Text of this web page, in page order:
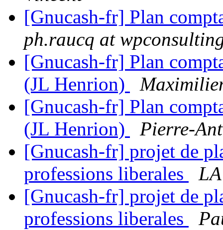
[Gnucash-fr] Plan
ph.raucq at
[Gnucash-fr] Plan
(JL Henrion)
[Gnucash-fr] Plan
(JL Henrion)
Pierre-
[Gnucash-fr] projet de
professions liberales
[Gnucash-fr] projet de
professions liberales